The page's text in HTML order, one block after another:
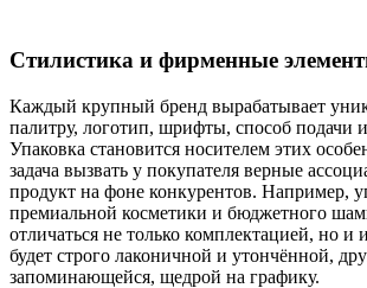
Стилистика и фирменные
Каждый крупный бренд вырабатывает
палитру, логотип, шрифты, способ подачи
Упаковка становится носителем этих
задача вызвать у покупателя верные
продукт на фоне конкурентов. Например,
премиальной косметики и бюджетного
отличаться не только комплектацией, но
будет строго лаконичной и утончённой,
запоминающейся, щедрой на графику.